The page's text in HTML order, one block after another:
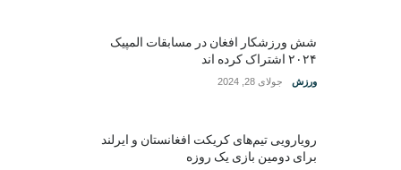
شش ورزشکار افغان در مسابقات المپیک
۲۰۲۴ اشتراک کرده اند
ورزش جولای 28, 2024
رویارویی تیم‌های کریکت افغانستان و ایرلند
برای دومین بازی یک روزه